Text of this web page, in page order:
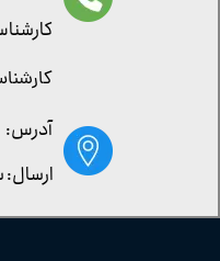
آدرس:
ارسال: